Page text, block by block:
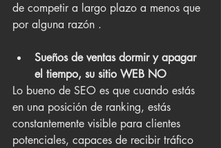
de competir a largo plazo a menos que
por alguna razón .
Sueños de ventas dormir y apagar
el tiempo, su sitio WEB NO
Lo bueno de SEO es que cuando estás
en una posición de ranking, estás
constantemente visible para clientes
potenciales, capaces de recibir tráfico